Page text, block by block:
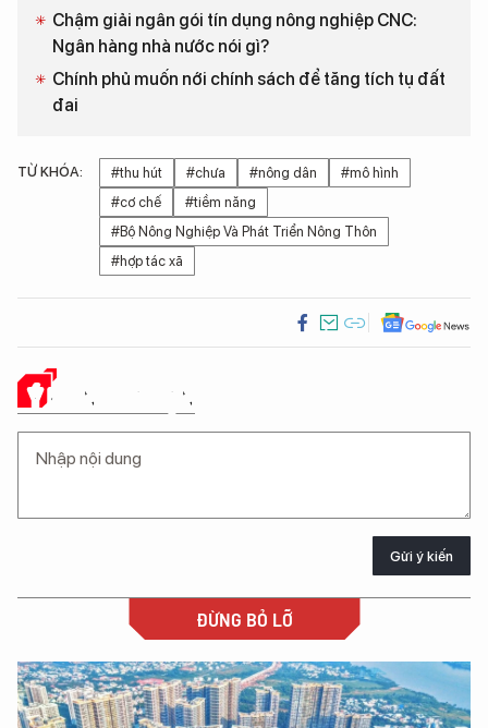
Chậm giải ngân gói tín dụng nông nghiệp CNC:
Ngân hàng nhà nước nói gì?
Chính phủ muốn nới chính sách để tăng tích tụ đất
đai
TỪ KHÓA: #thu hút #chưa #nông dân
#mô hình
#cơ chế
#tiềm năng
#Bộ Nông Nghiệp Và Phát Triển Nông Thôn
#hợp tác xã
Ý KIẾN CỦA BẠN
Gửi ý kiến
ĐỪNG BỎ LỠ